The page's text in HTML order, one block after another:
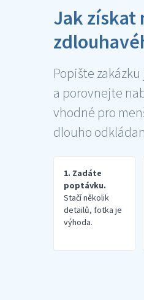
Jak získat
Popište
a porovnejte
vhodné pro
dlouho
1. Zadáte
poptávku.
Stačí několik
detailů, fotka je
výhoda.